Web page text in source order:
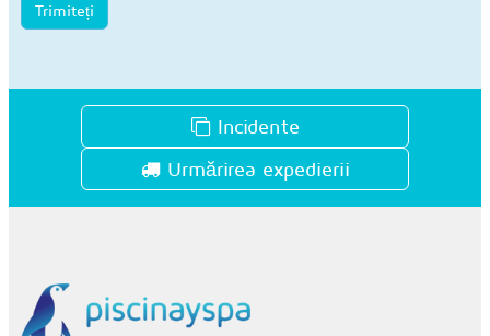
Trimiteți
Incidente
Urmărirea expedierii